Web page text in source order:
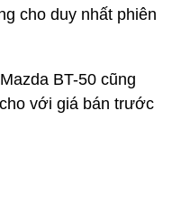
cho duy nhất phiên
BT-50 cũng
với giá bán trước